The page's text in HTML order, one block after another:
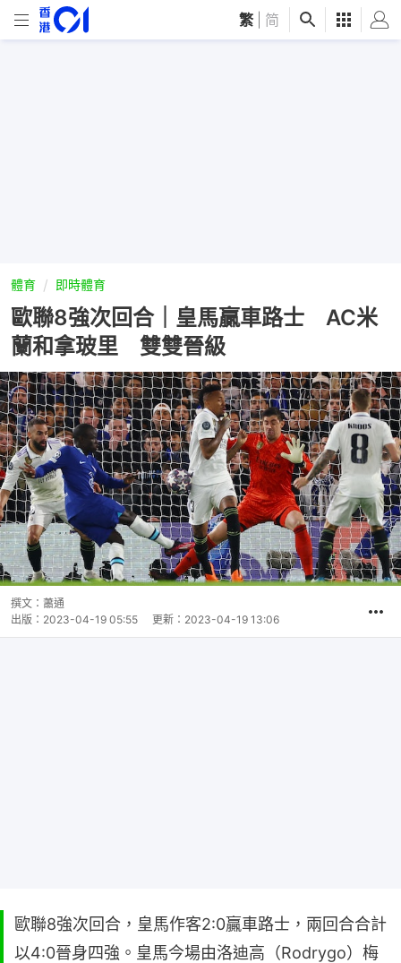
繁 简
體育 即時體育
歐聯8強次回合｜皇馬贏車路士 AC米
蘭和拿玻里 雙雙晉級
撰文： 蕭通
出版： 2023-04-19 05:55 更新： 2023-04-19 13:06
歐聯8強次回合，皇馬作客2:0贏車路士，兩回合合計
以4:0晉身四強。皇馬今場由洛迪高（Rodrygo）梅